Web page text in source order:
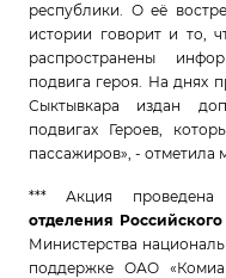
республики. О её
истории говорит и то,
распространены
подвига героя. На днях
Сыктывкара издан
подвигах Героев,
пассажиров», - отметила
*** Акция
отделения
Министерства
поддержке ОАО